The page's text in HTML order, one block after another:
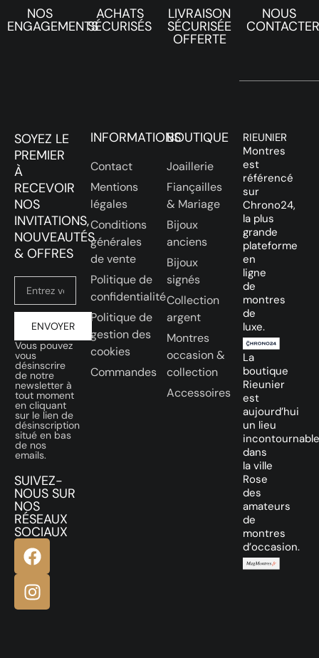
NOS
ENGAGEMENTS
ACHATS
SÉCURISÉS
LIVRAISON
SÉCURISÉE
OFFERTE
NOUS
CONTACTER
SOYEZ LE
PREMIER
À
RECEVOIR
NOS
INVITATIONS,
NOUVEAUTÉS
& OFFRES
ENVOYER
Vous pouvez
vous
désinscrire
de notre
newsletter à
tout moment
en cliquant
sur le lien de
désinscription
situé en bas
de nos
emails.
SUIVEZ-
NOUS SUR
NOS
RÉSEAUX
SOCIAUX
INFORMATIONS
Contact
Mentions
légales
Conditions
générales
de vente
Politique de
confidentialité
Politique de
gestion des
cookies
Commandes
BOUTIQUE
Joaillerie
Fiançailles
& Mariage
Bijoux
anciens
Bijoux
signés
Collection
argent
Montres
occasion &
collection
Accessoires
RIEUNIER
Montres
est
référencé
sur
Chrono24,
la plus
grande
plateforme
en
ligne
de
montres
de
luxe.
La
boutique
Rieunier
est
aujourd’hui
un lieu
incontournable
dans
la ville
Rose
des
amateurs
de
montres
d’occasion.